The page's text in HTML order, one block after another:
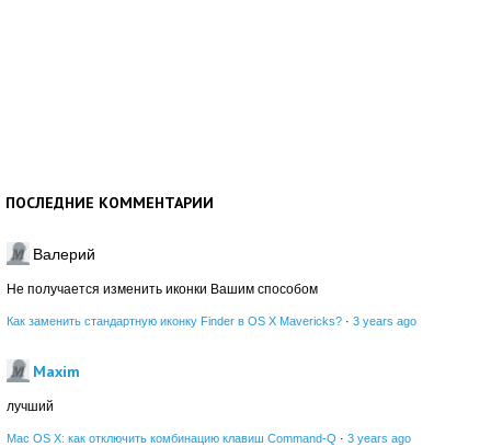
ПОСЛЕДНИЕ КОММЕНТАРИИ
Валерий
Не получается изменить иконки Вашим способом
Как заменить стандартную иконку Finder в OS X Mavericks? · 3 years ago
Maxim
лучший
Mac OS X: как отключить комбинацию клавиш Command-Q · 3 years ago